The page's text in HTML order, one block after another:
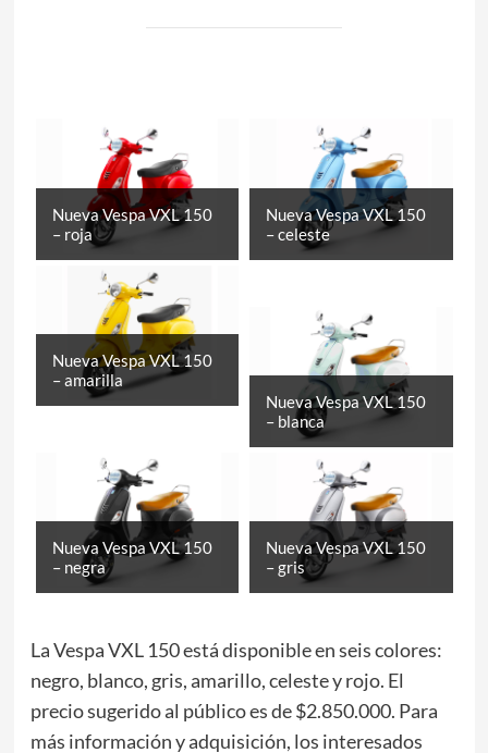
Nueva Vespa VXL 150
– roja
Nueva Vespa VXL 150
– celeste
Nueva Vespa VXL 150
– amarilla
Nueva Vespa VXL 150
– blanca
Nueva Vespa VXL 150
– negra
Nueva Vespa VXL 150
– gris
La Vespa VXL 150 está disponible en seis colores:
negro, blanco, gris, amarillo, celeste y rojo. El
precio sugerido al público es de $2.850.000. Para
más información y adquisición, los interesados